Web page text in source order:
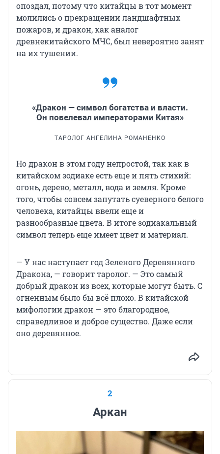
опоздал, потому что китайцы в тот момент
молились о прекращении ландшафтных
пожаров, и дракон, как аналог
древнекитайского МЧС, был невероятно занят
на их тушении.
«Дракон — символ богатства и власти.
Он повелевал императорами Китая»
ТАРОЛОГ АНГЕЛИНА РОМАНЕНКО
Но дракон в этом году непростой, так как в
китайском зодиаке есть еще и пять стихий:
огонь, дерево, металл, вода и земля. Кроме
того, чтобы совсем запутать суеверного белого
человека, китайцы ввели еще и
разнообразные цвета. В итоге зодиакальный
символ теперь еще имеет цвет и материал.
— У нас наступает год Зеленого Деревянного
Дракона, — говорит таролог. — Это самый
добрый дракон из всех, которые могут быть. С
огненным было бы всё плохо. В китайской
мифологии дракон — это благородное,
справедливое и доброе существо. Даже если
оно деревянное.
2
Аркан